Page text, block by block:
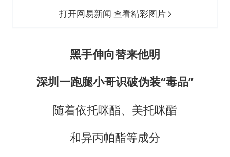
打开网易新闻 查看精彩图片
黑手伸向替来他明
深圳一跑腿小哥识破伪装“毒品”
随着依托咪酯、美托咪酯
和异丙帕酯等成分